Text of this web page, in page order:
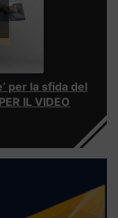
per la sfida del
IL VIDEO